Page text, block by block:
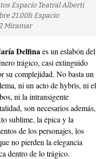
Espacio Teatral Alberti
21.00h Espacio
Miramar
Delfinaes un eslabón del
trágico, casi extinguido
su complejidad. No basta un
ni un acto de hybris, ni el
ni la intransigente
son necesarios además,
sublime, la épica y la
de los personajes, los
no pierden la elegancia
dentro de lo trágico.